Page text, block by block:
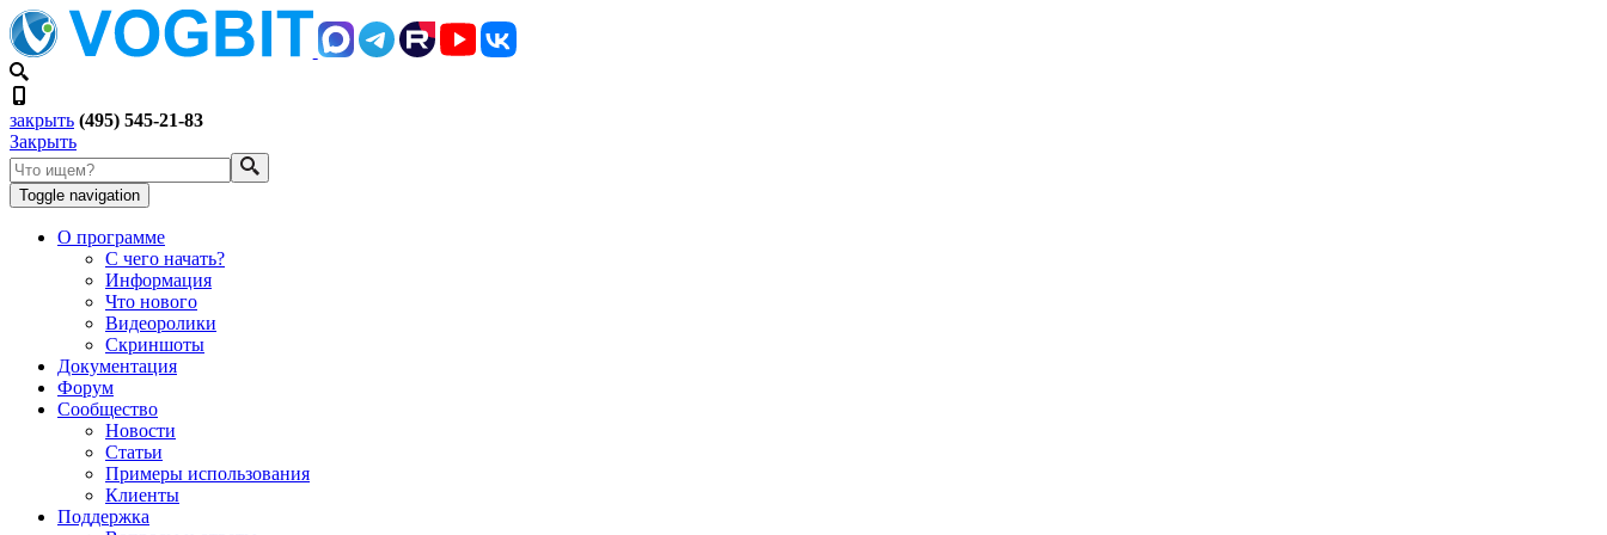
закрыть (495) 545-21-83
Закрыть
Toggle navigation
О программе
С чего начать?
Информация
Что нового
Видеоролики
Скриншоты
Документация
Форум
Сообщество
Новости
Статьи
Примеры использования
Клиенты
Поддержка